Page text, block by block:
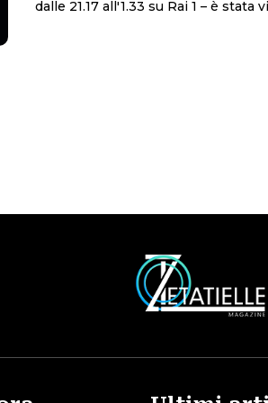
dalle 21.17 all'1.33 su Rai 1 – è stata